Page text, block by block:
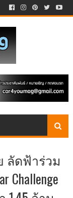
ลัดฟ้าร่วม
Challenge